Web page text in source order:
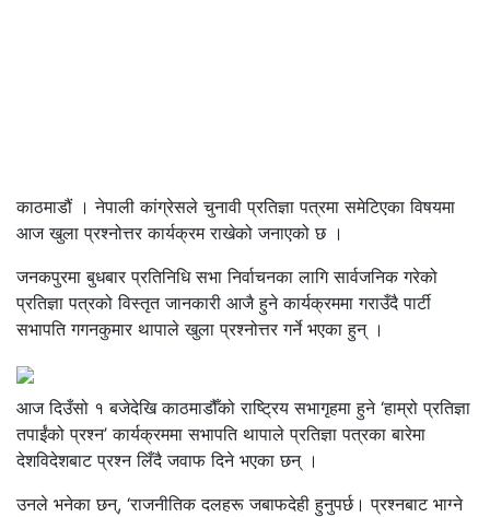
काठमाडौं । नेपाली कांग्रेसले चुनावी प्रतिज्ञा पत्रमा समेटिएका विषयमा
आज खुला प्रश्नोत्तर कार्यक्रम राखेको जनाएको छ ।
जनकपुरमा बुधबार प्रतिनिधि सभा निर्वाचनका लागि सार्वजनिक गरेको
प्रतिज्ञा पत्रको विस्तृत जानकारी आजै हुने कार्यक्रममा गराउँदै पार्टी
सभापति गगनकुमार थापाले खुला प्रश्नोत्तर गर्ने भएका हुन् ।
आज दिउँसो १ बजेदेखि काठमाडौँको राष्ट्रिय सभागृहमा हुने ‘हाम्रो प्रतिज्ञा
तपाईंको प्रश्न’ कार्यक्रममा सभापति थापाले प्रतिज्ञा पत्रका बारेमा
देशविदेशबाट प्रश्न लिँदै जवाफ दिने भएका छन् ।
उनले भनेका छन्, ‘राजनीतिक दलहरू जबाफदेही हुनुपर्छ। प्रश्नबाट भाग्ने